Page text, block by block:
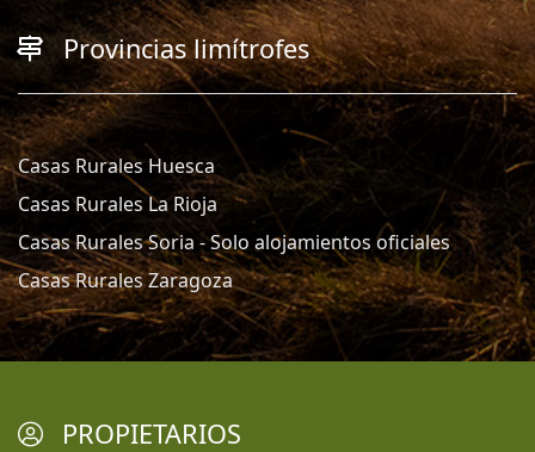
Provincias limítrofes
Casas Rurales Huesca
Casas Rurales La Rioja
Casas Rurales Soria - Solo alojamientos oficiales
Casas Rurales Zaragoza
PROPIETARIOS